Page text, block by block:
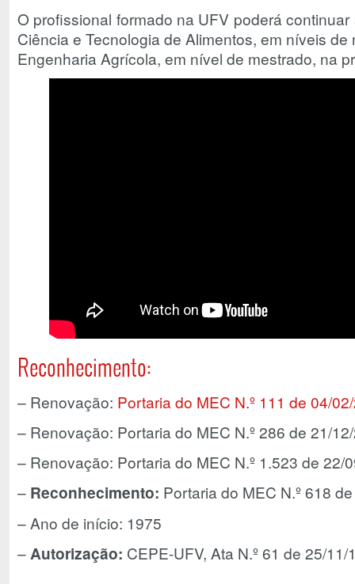
O profissional formado na UFV poderá
Ciência e Tecnologia de Alimentos, em níveis
Engenharia Agrícola, em nível de mestrado, na
Reconhecimento:
– Renovação: Portaria do MEC N.º 111 de 04/
– Renovação: Portaria do MEC N.º 286 de 21/
– Renovação: Portaria do MEC N.º 1.523 de 22/
– Reconhecimento: Portaria do MEC N.º 618
– Ano de início: 1975
–Autorização: CEPE-UFV, Ata N.º 61 de 25/11/